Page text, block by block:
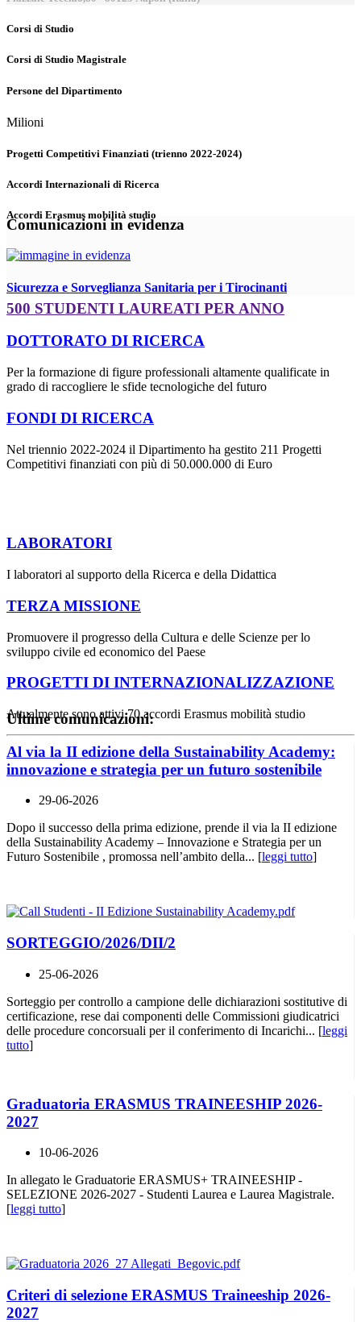
Corsi di Studio
Corsi di Studio Magistrale
Persone del Dipartimento
Milioni
Progetti Competitivi Finanziati (trienno 2022-2024)
Accordi Internazionali di Ricerca
Accordi Erasmus mobilità studio
Comunicazioni in evidenza
Sicurezza e Sorveglianza Sanitaria per i Tirocinanti
500 STUDENTI LAUREATI PER ANNO
DOTTORATO DI RICERCA
Per la formazione di figure professionali altamente qualificate in
grado di raccogliere le sfide tecnologiche del futuro
FONDI DI RICERCA
Nel triennio 2022-2024 il Dipartimento ha gestito 211 Progetti
Competitivi finanziati con più di 50.000.000 di Euro
LABORATORI
I laboratori al supporto della Ricerca e della Didattica
TERZA MISSIONE
Promuovere il progresso della Cultura e delle Scienze per lo
sviluppo civile ed economico del Paese
PROGETTI DI INTERNAZIONALIZZAZIONE
Attualmente sono attivi 70 accordi Erasmus mobilità studio
Ultime comunicazioni:
Al via la II edizione della Sustainability Academy:
innovazione e strategia per un futuro sostenibile
29-06-2026
Dopo il successo della prima edizione, prende il via la II edizione
della Sustainability Academy – Innovazione e Strategia per un
Futuro Sostenibile , promossa nell’ambito della... [leggi tutto]
SORTEGGIO/2026/DII/2
25-06-2026
Sorteggio per controllo a campione delle dichiarazioni sostitutive di
certificazione, rese dai componenti delle Commissioni giudicatrici
delle procedure concorsuali per il conferimento di Incarichi... [leggi
tutto]
Graduatoria ERASMUS TRAINEESHIP 2026-
2027
10-06-2026
In allegato le Graduatorie ERASMUS+ TRAINEESHIP -
SELEZIONE 2026-2027 - Studenti Laurea e Laurea Magistrale.
[leggi tutto]
Criteri di selezione ERASMUS Traineeship 2026-
2027